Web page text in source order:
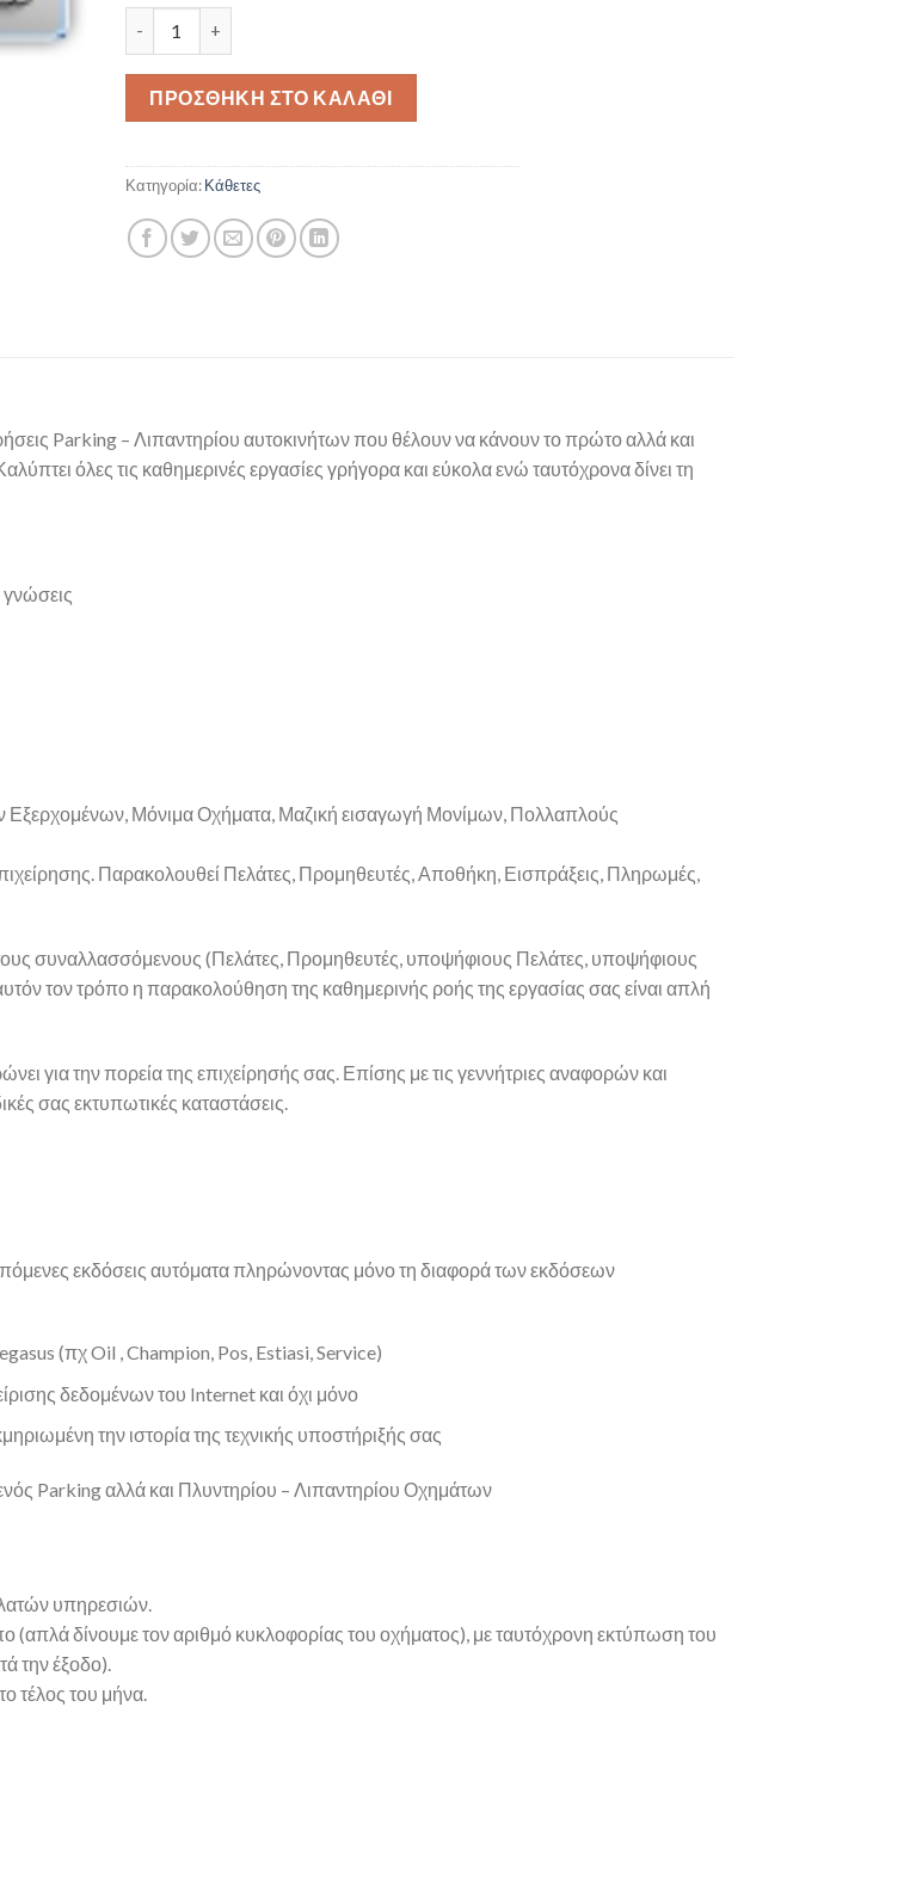
ΠΡΟΣΘΉΚΗ ΣΤΟ ΚΑΛΆΘΙ
Κατηγορία:Κάθετες
Parking – Λιπαντηρίου αυτοκινήτων που θέλουν να κάνουν το πρώτο αλλά και
όλες τις καθημερινές εργασίες γρήγορα και εύκολα ενώ ταυτόχρονα δίνει τη
Εξερχομένων, Μόνιμα Οχήματα, Μαζική εισαγωγή Μονίμων, Πολλαπλούς
Παρακολουθεί Πελάτες, Προμηθευτές, Αποθήκη, Εισπράξεις, Πληρωμές,
τους συναλλασσόμενους (Πελάτες, Προμηθευτές, υποψήφιους Πελάτες, υποψήφιους
τον τρόπο η παρακολούθηση της καθημερινής ροής της εργασίας σας είναι απλή
για την πορεία της επιχείρησής σας. Επίσης με τις γεννήτριες αναφορών και
σας εκτυπωτικές καταστάσεις.
εκδόσεις αυτόματα πληρώνοντας μόνο τη διαφορά των εκδόσεων
(πχ Oil , Champion, Pos, Estiasi, Service)
δεδομένων του Internet και όχι μόνο
την ιστορία της τεχνικής υποστήριξής σας
Parking αλλά και Πλυντηρίου – Λιπαντηρίου Οχημάτων
υπηρεσιών.
δίνουμε τον αριθμό κυκλοφορίας του οχήματος), με ταυτόχρονη εκτύπωση του
την έξοδο).
τέλος του μήνα.